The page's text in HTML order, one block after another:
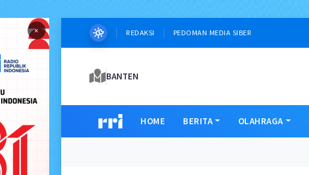
× REDAKSI PEDOMAN MEDIA SIBER
BANTEN
HOME BERITA OLAHRAGA